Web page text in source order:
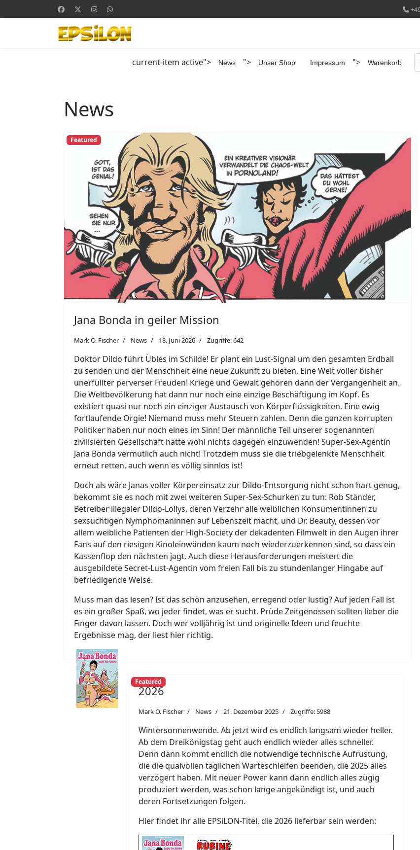
current-item active"> News "> Unser Shop Impressum "> Warenkorb
News
Featured
Jana Bonda in geiler Mission
Mark O. Fischer News 18. Juni 2026 Zugriffe: 642
Doktor Dildo führt Übles im Schilde! Er plant ein Lust-Signal um den gesamten Erdball
zu senden und der Menschheit eine neue Zukunft zu bieten. Eine Welt voller bisher
unerfüllter perverser Freuden! Kriege und Gewalt gehören dann der Vergangenheit an.
Die Weltbevölkerung hat dann nur noch eine einzige Beschäftigung im Kopf. Es
existiert quasi nur noch ein einziger Austausch von Körperflüssigkeiten. Eine ewig
fortlaufende Orgie! Niemand muss mehr Steuern zahlen. Denn die ganzen korrupten
Politiker haben nur noch eines im Sinn! Der männliche Teil unserer sogenannten
zivilisierten Gesellschaft hätte wohl nichts dagegen einzuwenden! Super-Sex-Agentin
Jana Bonda vermutlich auch nicht! Trotzdem muss sie die triebgelenkte Menschheit
erneut retten, auch wenn es völlig sinnlos ist!
Doch als wäre Janas voller Körpereinsatz zur Dildo-Entsorgung nicht schon hart genug,
bekommt sie es noch mit zwei weiteren Super-Sex-Schurken zu tun: Rob Ständer,
Betreiber illegaler Dildo-Lollys, deren Verzehr alle weiblichen Konsumentinnen zu
sexsüchtigen Nymphomaninnen auf Lebenszeit macht, und Dr. Beauty, dessen vor
allem weibliche Patienten der High-Society der dekadenten Filmwelt in den Augen ihrer
Fans auf den riesigen Kinoleinwänden kaum noch wiederzuerkennen sind, so dass ein
Kassenflop den nächsten jagt. Auch diese Herausforderungen meistert die
ausgebildete Secret-Lust-Agentin vom freien Fall bis zu stundenlanger Hingabe auf
befriedigende Weise.
Muss man das lesen? Ist das schön anzusehen, erregend oder lustig? Auf jeden Fall ist
es ein großer Spaß, wo jeder findet, was er sucht. Prüde Zeitgenossen sollten lieber die
Finger davon lassen. Doch wer volljährig ist und originelle Ideen und feuchte
Ergebnisse mag, der liest hier richtig.
Featured
2026
Mark O. Fischer News 21. Dezember 2025 Zugriffe: 5988
Wintersonnenwende. Ab jetzt wird es endlich langsam wieder heller.
Ab dem Dreikönigstag geht auch endlich wieder alles schneller.
Denn dann kommt endlich die notwendige technische Aufrüstung,
die die qualvollen täglichen Warteschleifen beenden, die 2025 alles
verzögert haben. Mit neuer Power kann dann endlich alles zügig
produziert werden, was schon lange angekündigt ist, und auch
deren Fortsetzungen folgen.
Hier findet ihr alle EPSiLON-Titel, die 2026 lieferbar sein werden: